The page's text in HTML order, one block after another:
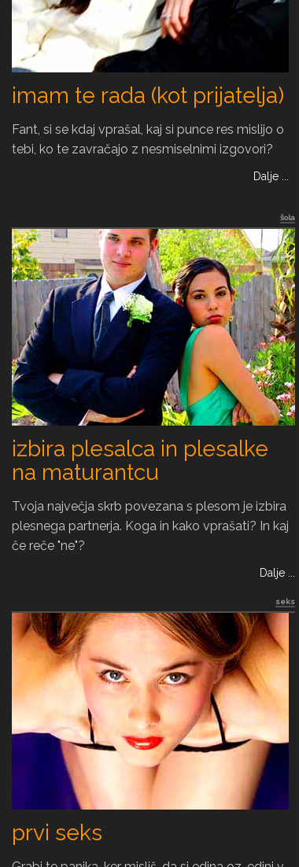
imam te rada (kot prijatelja)
Fant, si se kdaj vprašal, kaj si punce res mislijo o
tebi, ko te zavračajo z nesmiselnimi izgovori?
Dalje ...
šola
izbira plesalca in plesalke
na maturantcu
Tvoja največja skrb povezana s plesom je izbira
plesnega partnerja. Koga in kako vprašati? In kaj
če reče "ne"?
Dalje ...
seks
prvi seks